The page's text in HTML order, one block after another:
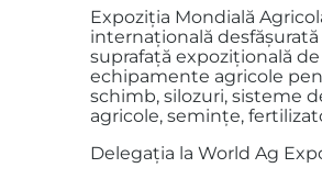
Expoziția Mondială
internațională
suprafață expozițională
echipamente agricole
schimb, silozuri, sisteme
agricole, semințe,
Delegația la World Ag